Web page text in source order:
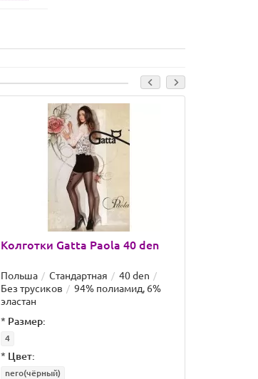
Колготки Gatta Paola 40 den
Польша Стандартная
40 den
Без трусиков
94% полиамид, 6%
эластан
* Размер:
4
* Цвет:
nero(чёрный)